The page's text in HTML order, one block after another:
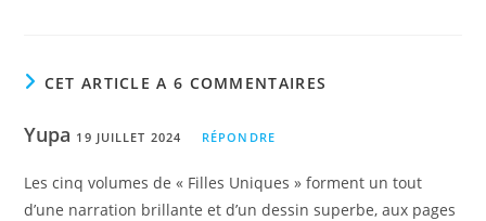
CET ARTICLE A 6 COMMENTAIRES
Yupa 19 JUILLET 2024 RÉPONDRE
Les cinq volumes de « Filles Uniques » forment un tout
d’une narration brillante et d’un dessin superbe, aux pages